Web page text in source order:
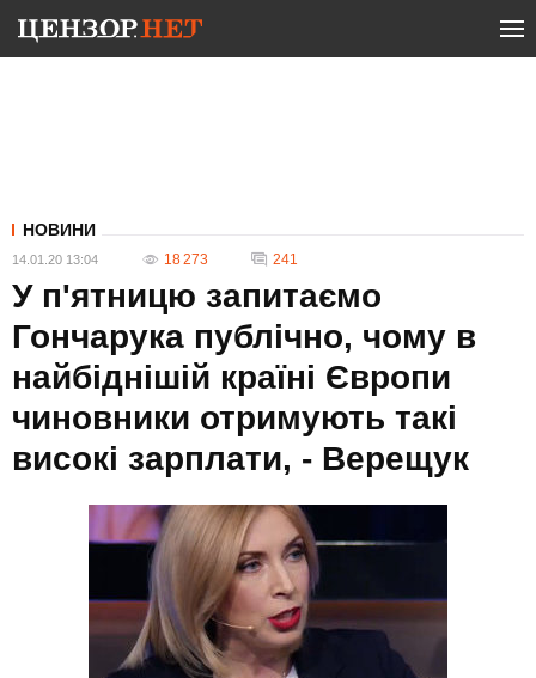
НОВИНИ
14.01.20 13:04 18 273 241
У п'ятницю запитаємо
Гончарука публічно, чому в
найбіднішій країні Європи
чиновники отримують такі
високі зарплати, - Верещук